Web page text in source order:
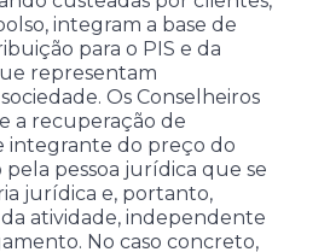
integram a base de
para o PIS e da
representam
Os Conselheiros
a recuperação de
integrante do preço do
pessoa jurídica que se
jurídica e, portanto,
atividade, independente
No caso concreto,